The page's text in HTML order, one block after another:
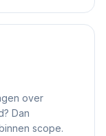
over
Dan
scope.